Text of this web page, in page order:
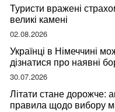
Туристи вражені
великі камені
02.08.2026
Українці в Німеччині
дізнатися про наявні
30.07.2026
Літати стане дорожче:
правила щодо вибору